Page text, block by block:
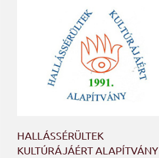
HALLÁSSÉRÜLTEK
KULTÚRÁJÁÉRT ALAPÍTVÁNY